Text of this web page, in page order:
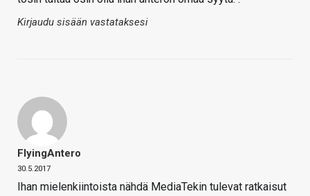
Kirjaudu sisään vastataksesi
FlyingAntero
30.5.2017
Ihan mielenkiintoista nähdä MediaTekin tulevat ratkaisut